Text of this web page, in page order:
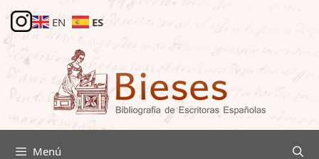
Saltar
contenido
EN ES
Menú